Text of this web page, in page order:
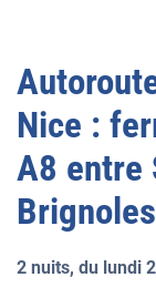
Nice :
A8 entre
Brignoles
2 nuits, du lundi